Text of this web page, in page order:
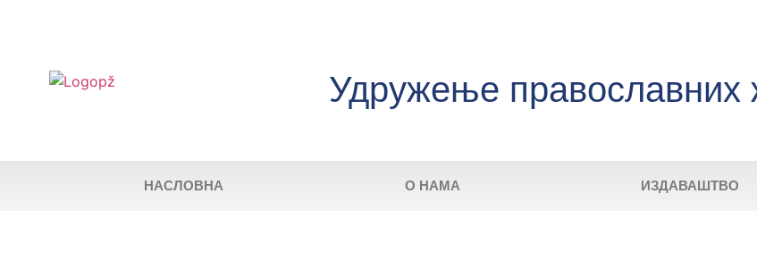
Удружење православних
НАСЛОВНА О НАМА ИЗДАВАШТВО